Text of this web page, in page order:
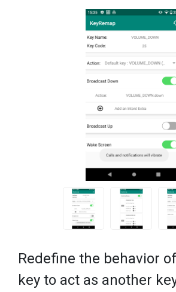
Redefine the behavior
key to act as another